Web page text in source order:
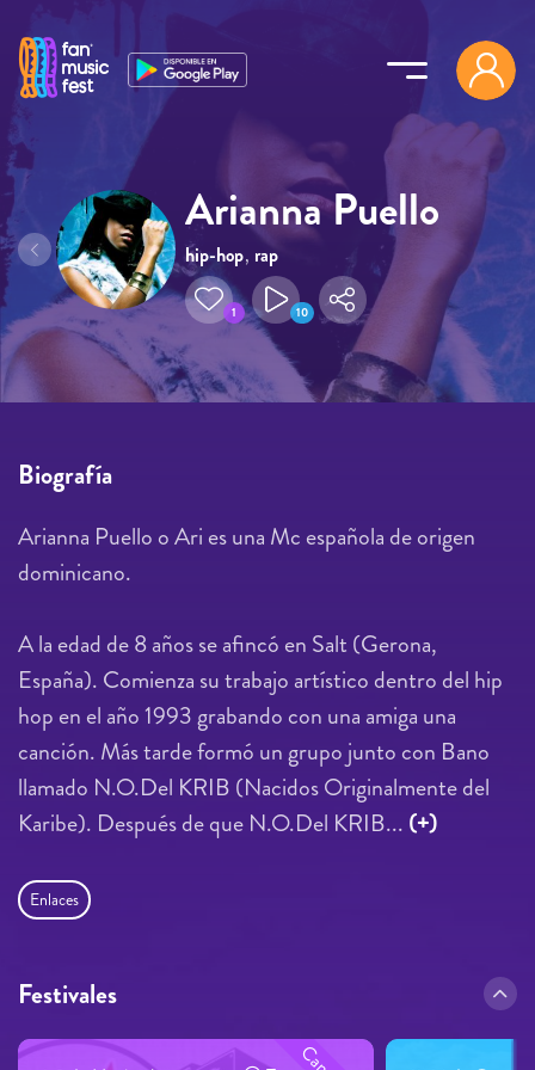
Arianna Puello
hip-hop, rap
1 10
Biografía
Arianna Puello o Ari es una Mc española de origen
dominicano.
A la edad de 8 años se afincó en Salt (Gerona,
España). Comienza su trabajo artístico dentro del hip
hop en el año 1993 grabando con una amiga una
canción. Más tarde formó un grupo junto con Bano
llamado N.O.Del KRIB (Nacidos Originalmente del
Karibe). Después de que N.O.Del KRIB... (+)
Enlaces
Festivales